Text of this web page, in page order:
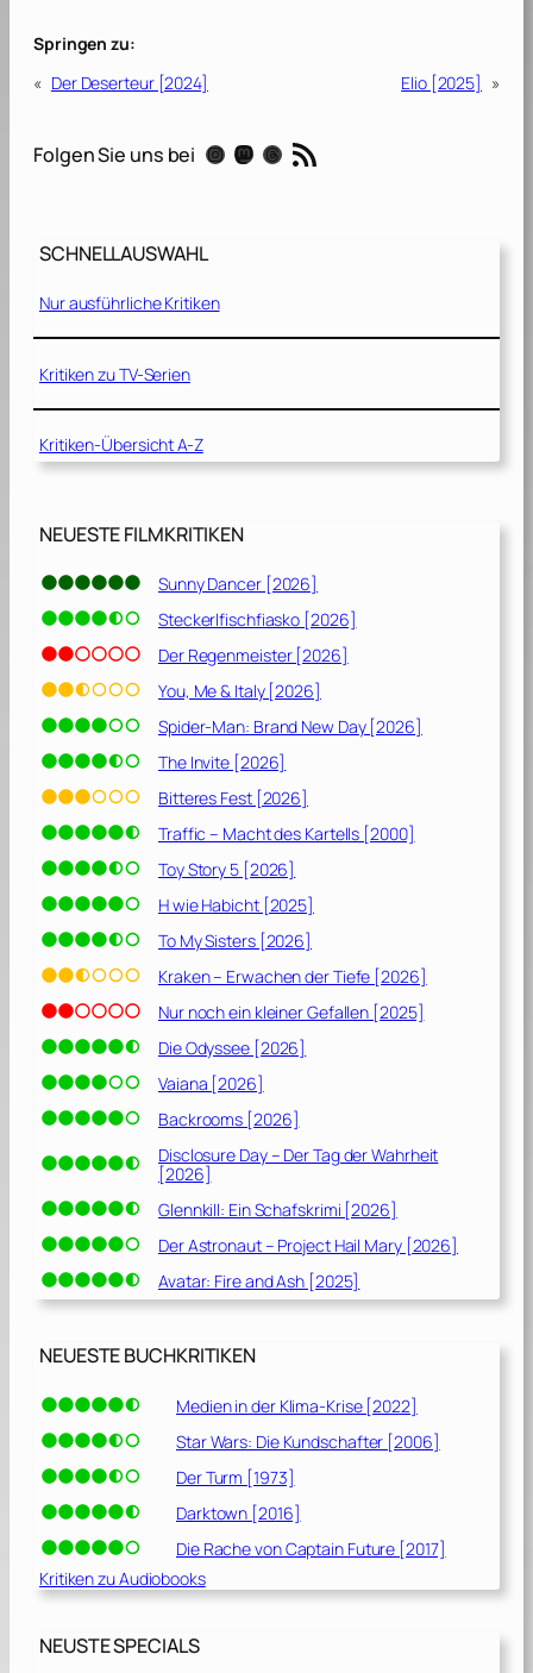
Springen zu:
« Der Deserteur [2024] Elio [2025] »
Folgen Sie uns bei Instagram Mastodon Threads RSS-Feed
SCHNELLAUSWAHL
Nur ausführliche Kritiken
Kritiken zu TV-Serien
Kritiken-Übersicht A-Z
NEUESTE FILMKRITIKEN
Sunny Dancer [2026]
Steckerlfischfiasko [2026]
Der Regenmeister [2026]
You, Me & Italy [2026]
Spider-Man: Brand New Day [2026]
The Invite [2026]
Bitteres Fest [2026]
Traffic – Macht des Kartells [2000]
Toy Story 5 [2026]
H wie Habicht [2025]
To My Sisters [2026]
Kraken – Erwachen der Tiefe [2026]
Nur noch ein kleiner Gefallen [2025]
Die Odyssee [2026]
Vaiana [2026]
Backrooms [2026]
Disclosure Day – Der Tag der Wahrheit
[2026]
Glennkill: Ein Schafskrimi [2026]
Der Astronaut – Project Hail Mary [2026]
Avatar: Fire and Ash [2025]
NEUESTE BUCHKRITIKEN
Medien in der Klima-Krise [2022]
Star Wars: Die Kundschafter [2006]
Der Turm [1973]
Darktown [2016]
Die Rache von Captain Future [2017]
Kritiken zu Audiobooks
NEUSTE SPECIALS